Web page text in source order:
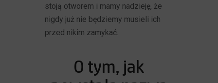
stoją otworem i mamy nadzieję, że
nigdy już nie będziemy musieli ich
przed nikim zamykać.
O tym, jak